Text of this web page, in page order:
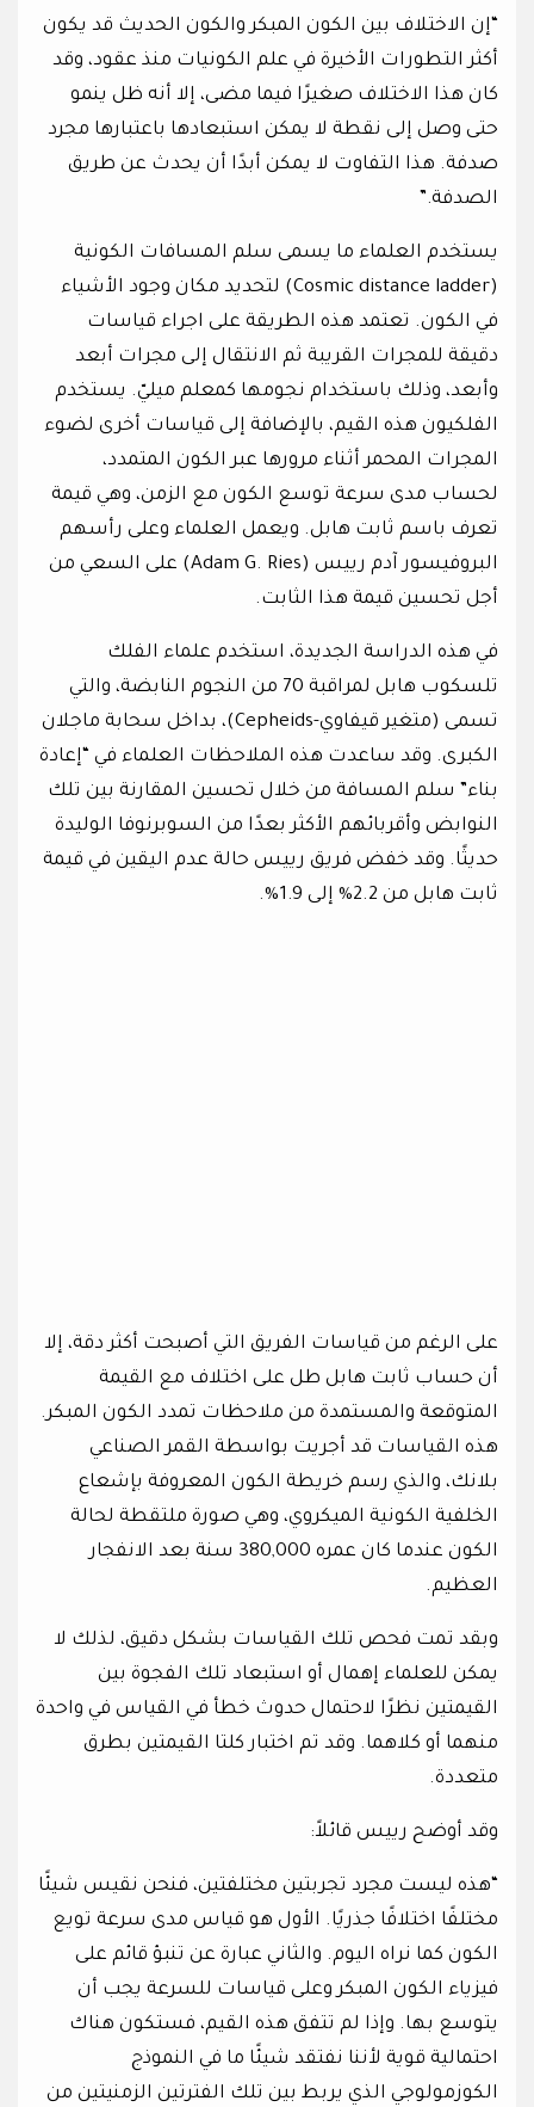
“إن الاختلاف بين الكون المبكر والكون الحديث قد يكون
أكثر التطورات الأخيرة في علم الكونيات منذ عقود، وقد
كان هذا الاختلاف صغيرًا فيما مضى، إلا أنه ظل ينمو
حتى وصل إلى نقطة لا يمكن استبعادها باعتبارها مجرد
صدفة. هذا التفاوت لا يمكن أبدًا أن يحدث عن طريق
الصدفة.”
يستخدم العلماء ما يسمى سلم المسافات الكونية
(Cosmic distance ladder) لتحديد مكان وجود الأشياء
في الكون. تعتمد هذه الطريقة على اجراء قياسات
دقيقة للمجرات القريبة ثم الانتقال إلى مجرات أبعد
وأبعد، وذلك باستخدام نجومها كمعلم ميليّ. يستخدم
الفلكيون هذه القيم، بالإضافة إلى قياسات أخرى لضوء
المجرات المحمر أثناء مرورها عبر الكون المتمدد،
لحساب مدى سرعة توسع الكون مع الزمن، وهي قيمة
تعرف باسم ثابت هابل. ويعمل العلماء وعلى رأسهم
البروفيسور آدم رييس (Adam G. Ries) على السعي من
أجل تحسين قيمة هذا الثابت.
في هذه الدراسة الجديدة، استخدم علماء الفلك
تلسكوب هابل لمراقبة 70 من النجوم النابضة، والتي
تسمى (متغير قيفاوي-Cepheids)، بداخل سحابة ماجلان
الكبرى. وقد ساعدت هذه الملاحظات العلماء في “إعادة
بناء” سلم المسافة من خلال تحسين المقارنة بين تلك
النوابض وأقربائهم الأكثر بعدًا من السوبرنوفا الوليدة
حديثًا. وقد خفض فريق رييس حالة عدم اليقين في قيمة
ثابت هابل من 2.2% إلى 1.9%.
على الرغم من قياسات الفريق التي أصبحت أكثر دقة، إلا
أن حساب ثابت هابل طل على اختلاف مع القيمة
المتوقعة والمستمدة من ملاحظات تمدد الكون المبكر.
هذه القياسات قد أجريت بواسطة القمر الصناعي
بلانك، والذي رسم خريطة الكون المعروفة بإشعاع
الخلفية الكونية الميكروي، وهي صورة ملتقطة لحالة
الكون عندما كان عمره 380,000 سنة بعد الانفجار
العظيم.
وبقد تمت فحص تلك القياسات بشكل دقيق، لذلك لا
يمكن للعلماء إهمال أو استبعاد تلك الفجوة بين
القيمتين نظرًا لاحتمال حدوث خطأ في القياس في واحدة
منهما أو كلاهما. وقد تم اختبار كلتا القيمتين بطرق
متعددة.
وقد أوضح رييس قائلاً:
“هذه ليست مجرد تجربتين مختلفتين، فنحن نقيس شيئًا
مختلفًا اختلافًا جذريًا. الأول هو قياس مدى سرعة تويع
الكون كما نراه اليوم. والثاني عبارة عن تنبؤ قائم على
فيزياء الكون المبكر وعلى قياسات للسرعة يجب أن
يتوسع بها. وإذا لم تتفق هذه القيم، فستكون هناك
احتمالية قوية لأننا نفتقد شيئًا ما في النموذج
الكوزمولوجي الذي يربط بين تلك الفترتين الزمنيتين من